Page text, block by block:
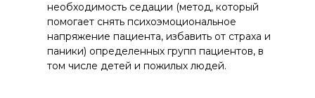
необходимость седации (метод, который
помогает снять психоэмоциональное
напряжение пациента, избавить от страха и
паники) определенных групп пациентов, в
том числе детей и пожилых людей.